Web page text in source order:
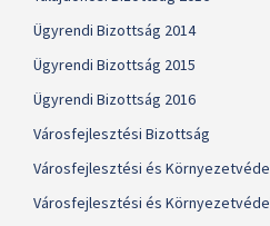
Ügyrendi Bizottság 2014
Ügyrendi Bizottság 2015
Ügyrendi Bizottság 2016
Városfejlesztési Bizottság
Városfejlesztési és
Városfejlesztési és